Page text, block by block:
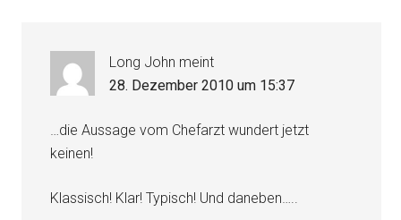
Long John meint
28. Dezember 2010 um 15:37
…die Aussage vom Chefarzt wundert jetzt
keinen!
Klassisch! Klar! Typisch! Und daneben…..